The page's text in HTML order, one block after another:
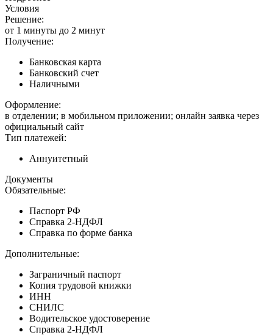
Условия
Решение:
от 1 минуты до 2 минут
Получение:
Банковская карта
Банковский счет
Наличными
Оформление:
в отделении; в мобильном приложении; онлайн заявка через
официальный сайт
Тип платежей:
Аннуитетный
Документы
Обязательные:
Паспорт РФ
Справка 2-НДФЛ
Справка по форме банка
Дополнительные:
Заграничный паспорт
Копия трудовой книжки
ИНН
СНИЛС
Водительское удостоверение
Справка 2-НДФЛ